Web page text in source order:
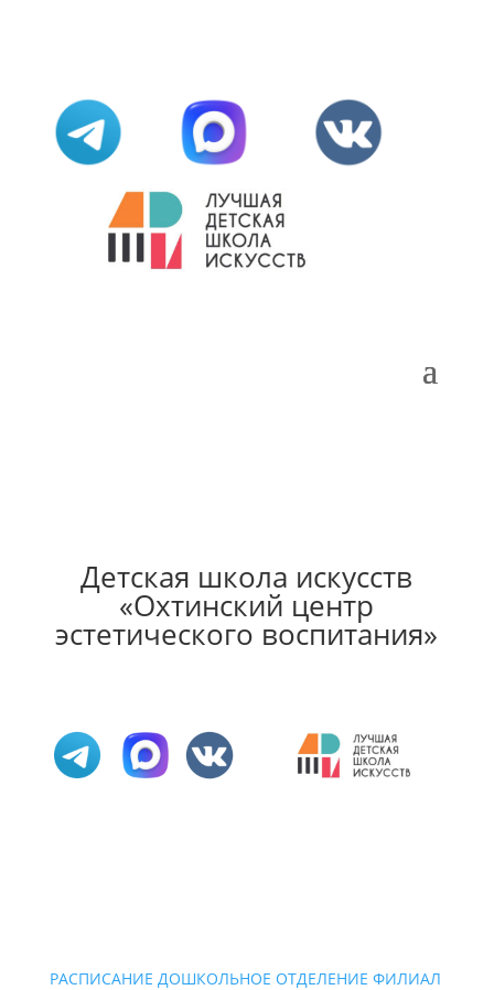
Детская школа искусств
«Охтинский центр
эстетического воспитания»
РАСПИСАНИЕ ДОШКОЛЬНОЕ ОТДЕЛЕНИЕ ФИЛИАЛ